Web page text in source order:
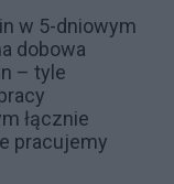
w 5-dniowym
dobowa
– tyle
łącznie
pracujemy